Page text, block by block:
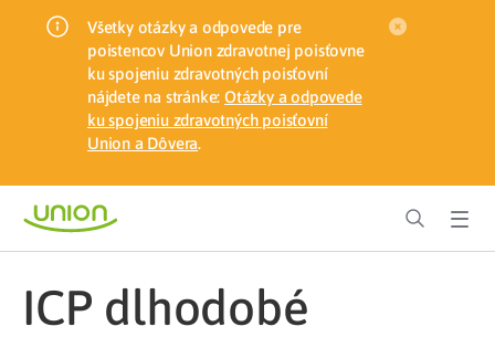
Všetky otázky a odpovede pre
poistencov Union zdravotnej poisťovne
ku spojeniu zdravotných poisťovní
nájdete na stránke: Otázky a odpovede
ku spojeniu zdravotných poisťovní
Union a Dôvera.
ICP dlhodobé